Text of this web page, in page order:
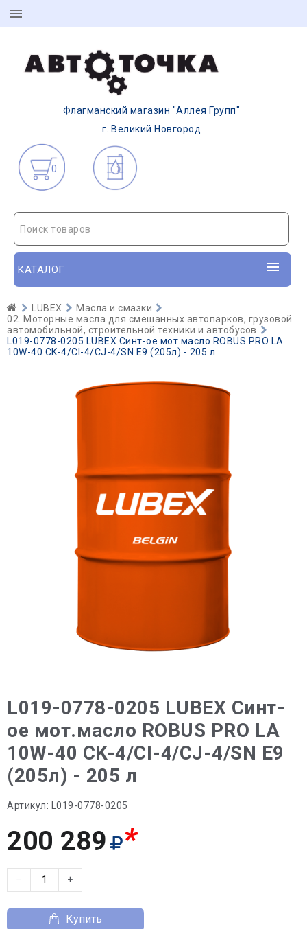
Флагманский магазин "Аллея Групп"
г. Великий Новгород
0
Поиск товаров
КАТАЛОГ
LUBEX
Масла и смазки
02. Моторные масла для смешанных автопарков, грузовой
автомобильной, строительной техники и автобусов
L019-0778-0205 LUBEX Синт-ое мот.масло ROBUS PRO LA
10W-40 CK-4/CI-4/CJ-4/SN E9 (205л) - 205 л
L019-0778-0205 LUBEX Синт-
ое мот.масло ROBUS PRO LA
10W-40 CK-4/CI-4/CJ-4/SN E9
(205л) - 205 л
Артикул: L019-0778-0205
200 289 *
− +
Купить